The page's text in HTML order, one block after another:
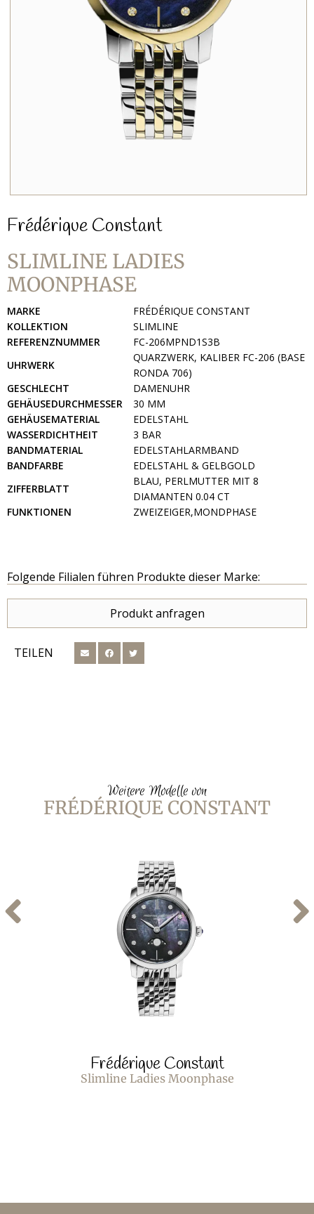
Frédérique Constant
SLIMLINE LADIES
MOONPHASE
MARKE
FRÉDÉRIQUE CONSTANT
KOLLEKTION
SLIMLINE
REFERENZNUMMER
FC-206MPND1S3B
UHRWERK
QUARZWERK, KALIBER FC-206 (BASE
RONDA 706)
GESCHLECHT
DAMENUHR
GEHÄUSEDURCHMESSER
30 MM
GEHÄUSEMATERIAL
EDELSTAHL
WASSERDICHTHEIT
3 BAR
BANDMATERIAL
EDELSTAHLARMBAND
BANDFARBE
EDELSTAHL & GELBGOLD
ZIFFERBLATT
BLAU, PERLMUTTER MIT 8
DIAMANTEN 0.04 CT
FUNKTIONEN
ZWEIZEIGER,MONDPHASE
Folgende Filialen führen Produkte dieser Marke:
Produkt anfragen
TEILEN
Weitere Modelle von
FRÉDÉRIQUE CONSTANT
Frédérique Constant
Slimline Ladies Moonphase